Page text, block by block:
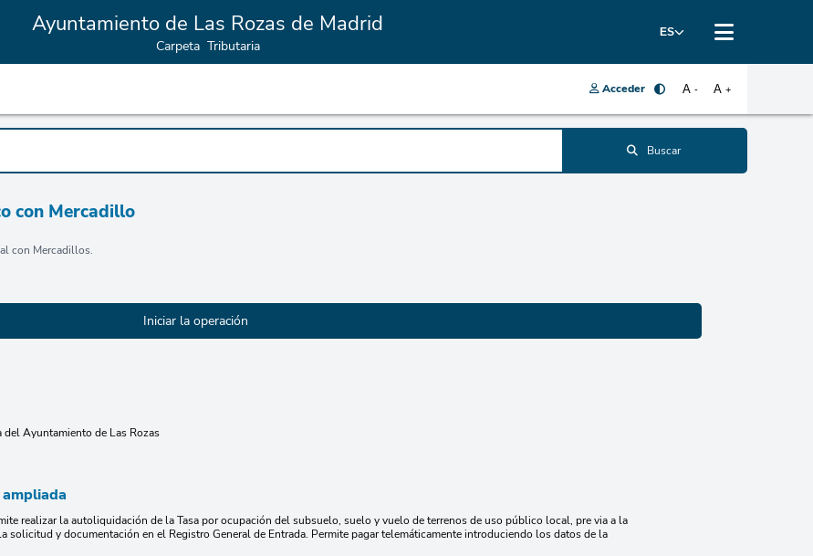
ES
Ayuntamiento de Las Rozas de Madrid
Carpeta Tributaria
Acceder A +
A -
Buscar
con Mercadillo
con Mercadillos.
del Ayuntamiento de Las Rozas
realizar la autoliquidación de la Tasa por ocupación del subsuelo, suelo y vuelo de terrenos de uso público local, pre via a la
solicitud y documentación en el Registro General de Entrada. Permite pagar telemáticamente introduciendo los datos de la